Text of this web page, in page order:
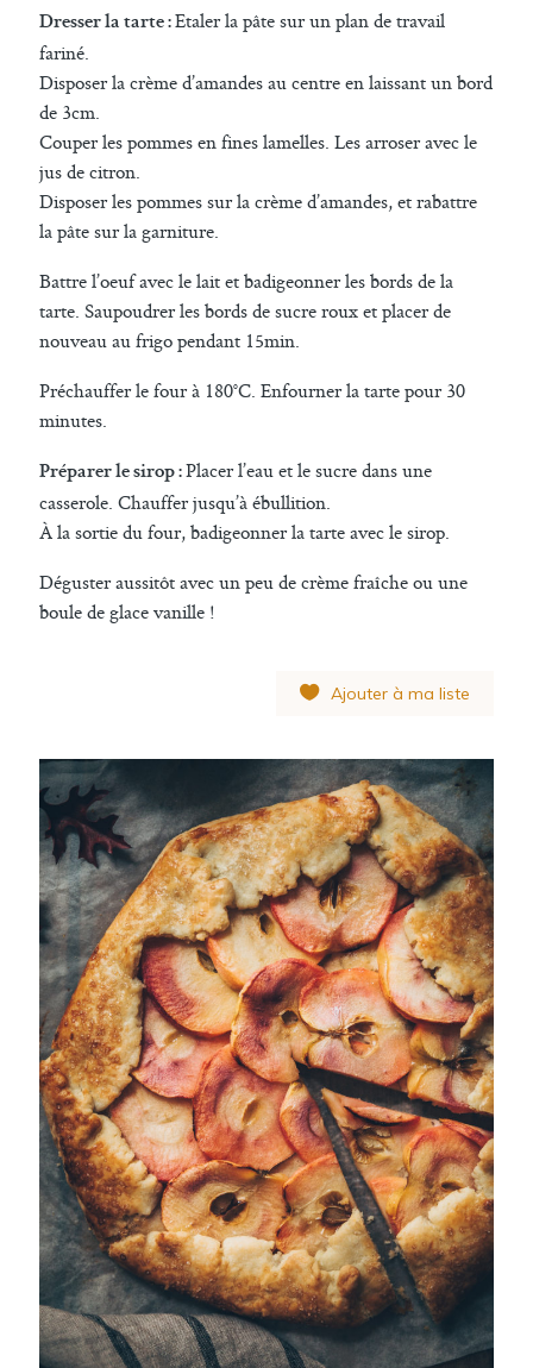
Dresser la tarte :Etaler la pâte sur un plan de travail
fariné.
Disposer la crème d’amandes au centre en laissant un bord
de 3cm.
Couper les pommes en fines lamelles. Les arroser avec le
jus de citron.
Disposer les pommes sur la crème d’amandes, et rabattre
la pâte sur la garniture.
Battre l’oeuf avec le lait et badigeonner les bords de la
tarte. Saupoudrer les bords de sucre roux et placer de
nouveau au frigo pendant 15min.
Préchauffer le four à 180°C. Enfourner la tarte pour 30
minutes.
Préparer le sirop :Placer l’eau et le sucre dans une
casserole. Chauffer jusqu’à ébullition.
À la sortie du four, badigeonner la tarte avec le sirop.
Déguster aussitôt avec un peu de crème fraîche ou une
boule de glace vanille !
Ajouter à ma liste